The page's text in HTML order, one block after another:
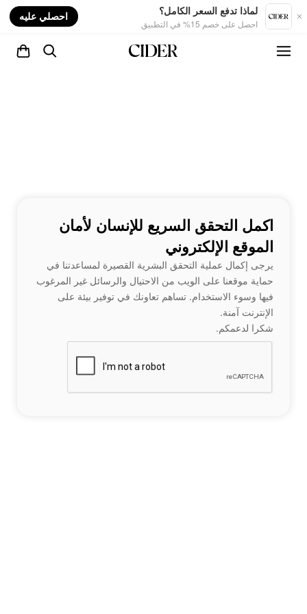
لماذا تدفع السعر الكامل؟
احصل على خصم 15% في التطبيق
احصلي عليه
اكمل التحقق السريع للإنسان لأمان
الموقع الإلكتروني
يرجى إكمال عملية التحقق البشرية القصيرة لمساعدتنا في
حماية موقعنا على الويب من الاحتيال والرسائل غير المرغوب
فيها وسوء الاستخدام. تساهم تعاونك في توفير بيئة على
الإنترنت آمنة.
شكرا لدعمكم.